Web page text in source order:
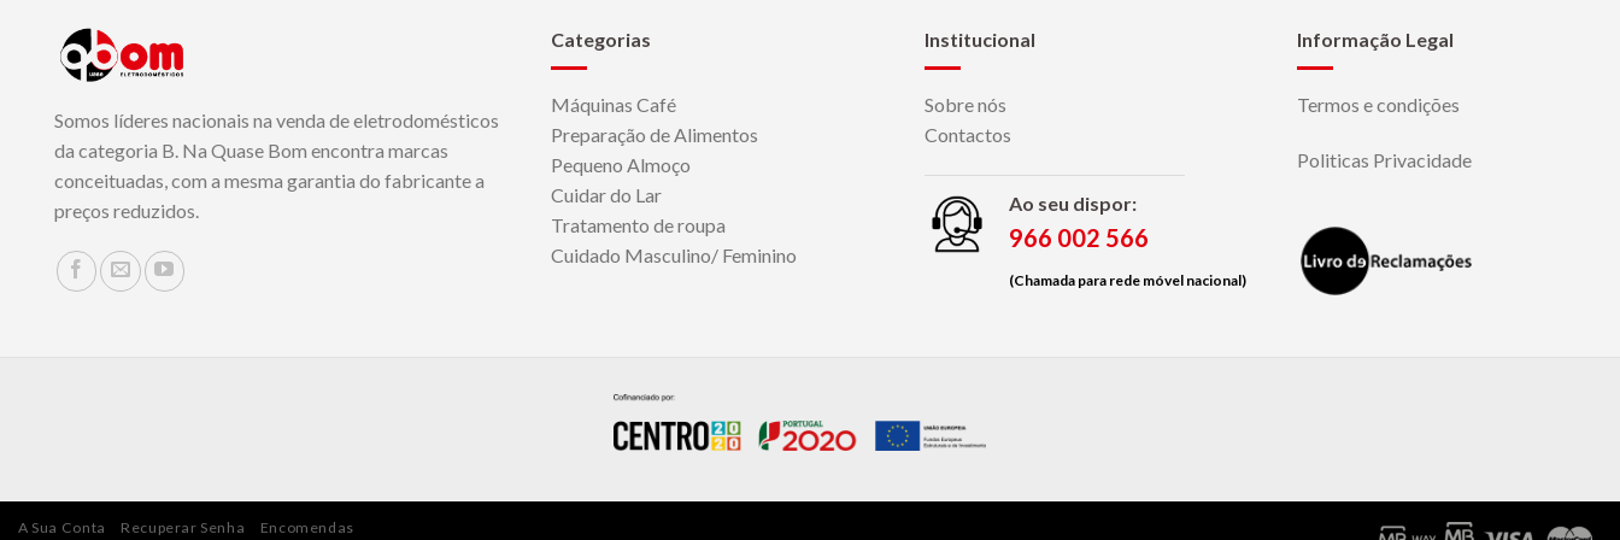
Somos líderes nacionais na venda de eletrodomésticos
da categoria B. Na Quase Bom encontra marcas
conceituadas, com a mesma garantia do fabricante a
preços reduzidos.
Categorias
Máquinas Café
Preparação de Alimentos
Pequeno Almoço
Cuidar do Lar
Tratamento de roupa
Cuidado Masculino/ Feminino
Institucional
Sobre nós
Contactos
Ao seu dispor:
966 002 566
(Chamada para rede móvel nacional)
Informação Legal
Termos e condições
Politicas Privacidade
A Sua Conta Recuperar Senha Encomendas